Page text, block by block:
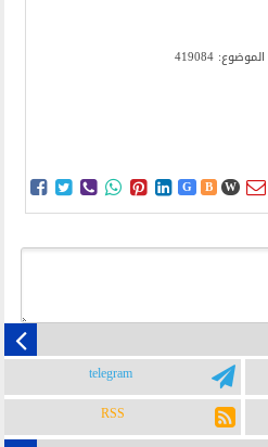
419084
      G B W 
telegram
RSS